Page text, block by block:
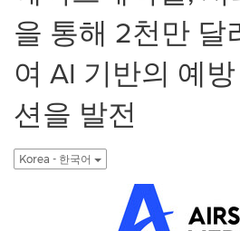
을 통해 2천만 달
여 AI 기반의 예
션을 발전
Korea - 한국어